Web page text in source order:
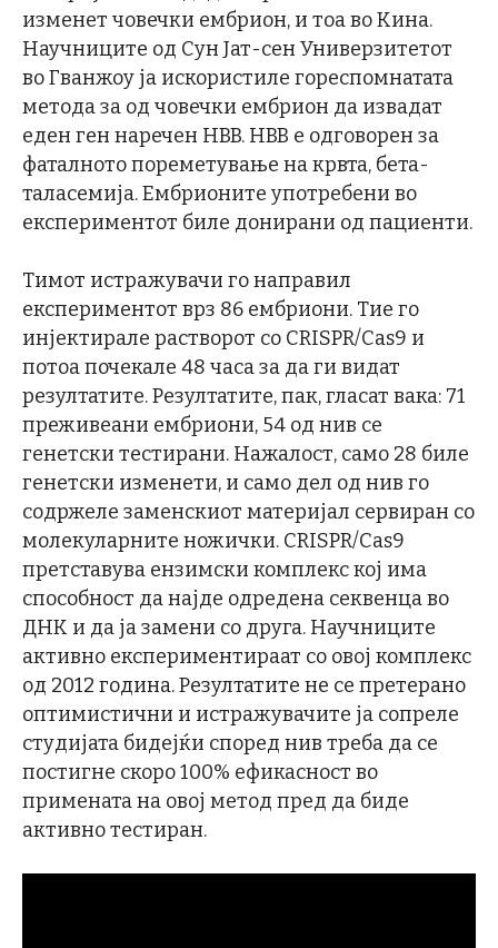
изменет човечки ембрион, и тоа во Кина.
Научниците од Сун Јат-сен Универзитетот
во Гванжоу ја искористиле гореспомнатата
метода за од човечки ембрион да извадат
еден ген наречен HBB. HBB е одговорен за
фаталното пореметување на крвта, бета-
таласемија. Ембрионите употребени во
експериментот биле донирани од пациенти.
Тимот истражувачи го направил
експериментот врз 86 ембриони. Тие го
инјектирале растворот со CRISPR/Cas9 и
потоа почекале 48 часа за да ги видат
резултатите. Резултатите, пак, гласат вака: 71
преживеани ембриони, 54 од нив се
генетски тестирани. Нажалост, само 28 биле
генетски изменети, и само дел од нив го
содржеле заменскиот материјал сервиран со
молекуларните ножички. CRISPR/Cas9
претставува ензимски комплекс кој има
способност да најде одредена секвенца во
ДНК и да ја замени со друга. Научниците
активно експериментираат со овој комплекс
од 2012 година. Резултатите не се претерано
оптимистични и истражувачите ја сопреле
студијата бидејќи според нив треба да се
постигне скоро 100% ефикасност во
примената на овој метод пред да биде
активно тестиран.